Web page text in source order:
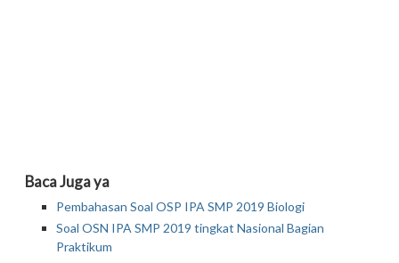
Baca Juga ya
Pembahasan Soal OSP IPA SMP 2019 Biologi
Soal OSN IPA SMP 2019 tingkat Nasional Bagian
Praktikum